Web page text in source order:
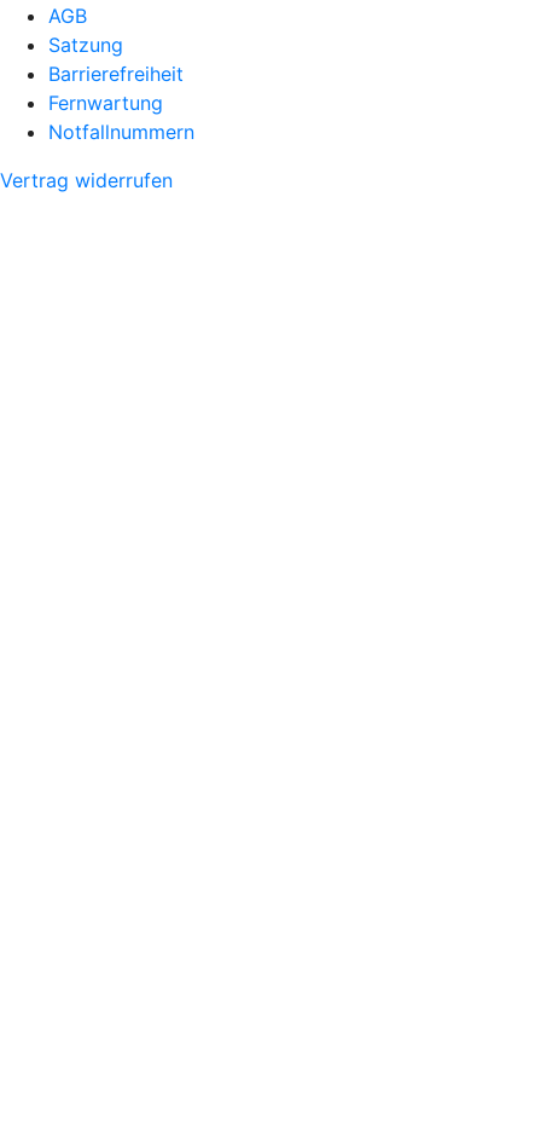
AGB
Satzung
Barrierefreiheit
Fernwartung
Notfallnummern
Vertrag widerrufen